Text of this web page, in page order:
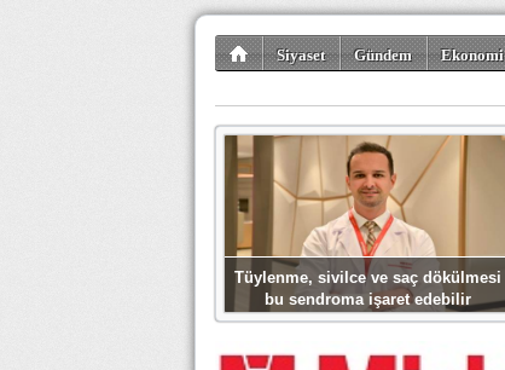
Siyaset Gündem Ekonomi
Tüylenme, sivilce ve saç dökülmesi
bu sendroma işaret edebilir